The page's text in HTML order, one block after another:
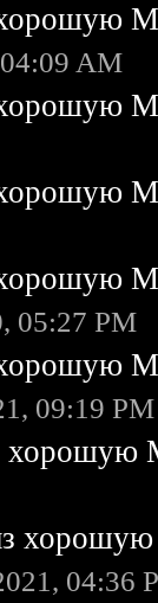
AM
05:27 PM
09:19 PM
хорошую
04:36